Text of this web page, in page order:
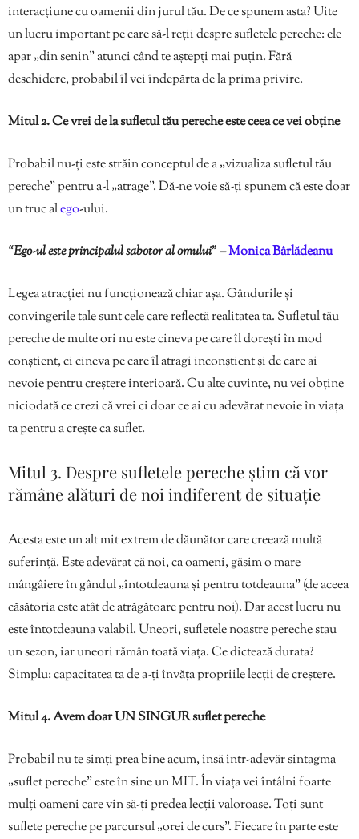
interacțiune cu oamenii din jurul tău. De ce spunem asta? Uite
un lucru important pe care să-l reții despre sufletele pereche: ele
apar „din senin” atunci când te aștepți mai puțin. Fără
deschidere, probabil îl vei îndepărta de la prima privire.
Mitul 2. Ce vrei de la sufletul tău pereche este ceea ce vei obține
Probabil nu-ți este străin conceptul de a „vizualiza sufletul tău
pereche” pentru a-l „atrage”. Dă-ne voie să-ți spunem că este doar
un truc alego-ului.
“Ego-ul este principalul sabotor al omului” –Monica Bârlădeanu
Legea atracției nu funcționează chiar așa. Gândurile și
convingerile tale sunt cele care reflectă realitatea ta. Sufletul tău
pereche de multe ori nu este cineva pe care îl dorești în mod
conștient, ci cineva pe care îl atragi inconștient și de care ai
nevoie pentru creștere interioară. Cu alte cuvinte, nu vei obține
niciodată ce crezi că vrei ci doar ce ai cu adevărat nevoie în viața
ta pentru a crește ca suflet.
Mitul 3. Despre sufletele pereche știm că vor
rămâne alături de noi indiferent de situație
Acesta este un alt mit extrem de dăunător care creează multă
suferință. Este adevărat că noi, ca oameni, găsim o mare
mângâiere în gândul „întotdeauna și pentru totdeauna” (de aceea
căsătoria este atât de atrăgătoare pentru noi). Dar acest lucru nu
este întotdeauna valabil. Uneori, sufletele noastre pereche stau
un sezon, iar uneori rămân toată viața. Ce dictează durata?
Simplu: capacitatea ta de a-ți învăța propriile lecții de creștere.
Mitul 4. Avem doar UN SINGUR suflet pereche
Probabil nu te simți prea bine acum, însă într-adevăr sintagma
„suflet pereche” este în sine un MIT. În viața vei întâlni foarte
mulți oameni care vin să-ți predea lecții valoroase. Toți sunt
suflete pereche pe parcursul „orei de curs”. Fiecare în parte este